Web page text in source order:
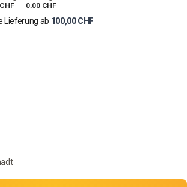
0,00 CHF
Lieferung ab 100,00 CHF